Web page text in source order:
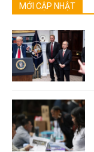
MỚI CẬP NHẬT